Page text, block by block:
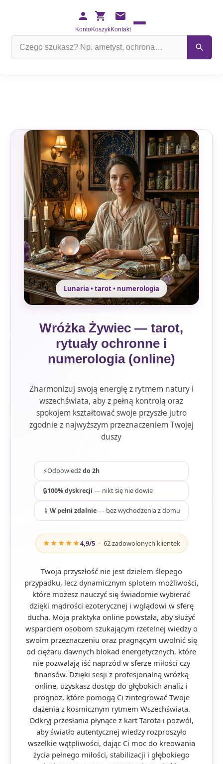
KontoKoszykKontakt
Lunaria • tarot • numerologia
Wróżka Żywiec — tarot,
rytuały ochronne i
numerologia (online)
Zharmonizuj swoją energię z rytmem natury i
wszechświata, aby z pełną kontrolą oraz
spokojem kształtować swoje przyszłe jutro
zgodnie z najwyższym przeznaczeniem Twojej
duszy
⚡Odpowiedźdo 2h
🔒100% dyskrecji — nikt się nie dowie
📱 W pełni zdalnie— bez wychodzenia z domu
★★★★★4,9/5 · 62zadowolonych klientek
Twoja przyszłość nie jest dziełem ślepego
przypadku, lecz dynamicznym splotem możliwości,
które możesz nauczyć się świadomie wybierać
dzięki mądrości ezoterycznej i wglądowi w sferę
ducha. Moja praktyka online powstała, aby służyć
wsparciem osobom szukającym rzetelnej wiedzy o
swoim przeznaczeniu oraz pragnącym uwolnić się
od ciężaru dawnych blokad energetycznych, które
nie pozwalają iść naprzód w sferze miłości czy
finansów. Dzięki sesji z profesjonalną wróżką
online, uzyskasz dostęp do głębokich analiz i
prognoz, które pomogą Ci zintegrować Twoje
dążenia z kosmicznym rytmem Wszechświata.
Odkryj przesłania płynące z kart Tarota i pozwól,
aby światło autentycznej wiedzy rozproszyło
wszelkie wątpliwości, dając Ci moc do kreowania
życia pełnego miłości, stabilizacji i głębokiego